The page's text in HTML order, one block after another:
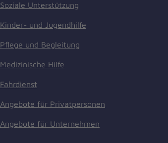
Soziale Unterstützung
Kinder- und Jugendhilfe
Pflege und Begleitung
Medizinische Hilfe
Fahrdienst
Angebote für Privatpersonen
Angebote für Unternehmen